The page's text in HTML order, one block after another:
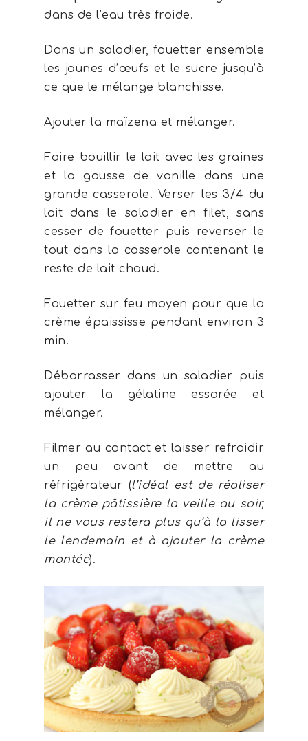
dans de l’eau très froide.
Dans un saladier, fouetter ensemble
les jaunes d’œufs et le sucre jusqu’à
ce que le mélange blanchisse.
Ajouter la maïzena et mélanger.
Faire bouillir le lait avec les graines
et la gousse de vanille dans une
grande casserole. Verser les 3/4 du
lait dans le saladier en filet, sans
cesser de fouetter puis reverser le
tout dans la casserole contenant le
reste de lait chaud.
Fouetter sur feu moyen pour que la
crème épaississe pendant environ 3
min.
Débarrasser dans un saladier puis
ajouter la gélatine essorée et
mélanger.
Filmer au contact et laisser refroidir
un peu avant de mettre au
réfrigérateur (l’idéal est de réaliser
la crème pâtissière la veille au soir,
il ne vous restera plus qu’à la lisser
le lendemain et à ajouter la crème
montée).
Recettes
Par difficulté
J'ai testé...
Mon matériel